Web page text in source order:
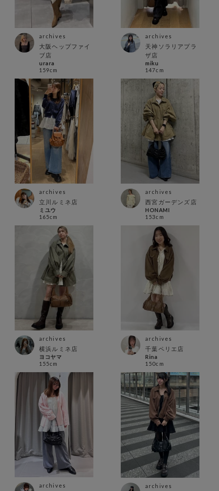
archives
大阪ヘップファイ
ブ店
urara
159cm
archives
天神ソラリアプラ
ザ店
miku
147cm
archives
立川ルミネ店
ミユウ
165cm
archives
西宮ガーデンズ店
HONAMI
153cm
archives
横浜ルミネ店
ヨコヤマ
155cm
archives
千葉ペリエ店
Rina
150cm
archives archives